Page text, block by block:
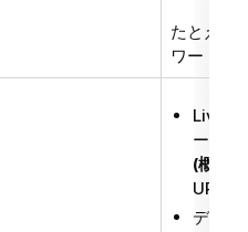
たとえば
ワードに
Livyの
ーの
(概要)
URLを
デフォ